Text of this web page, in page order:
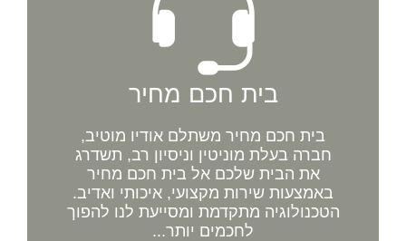
בית חכם מחיר
בית חכם מחיר משתלם אודיו מוטיב,
חברה בעלת מוניטין וניסיון רב, תשדרג
את הבית שלכם אל בית חכם מחיר
באמצעות שירות מקצועי, איכותי ואדיב.
הטכנולוגיה מתקדמת ומסייעת לנו להפוך
לחכמים יותר...